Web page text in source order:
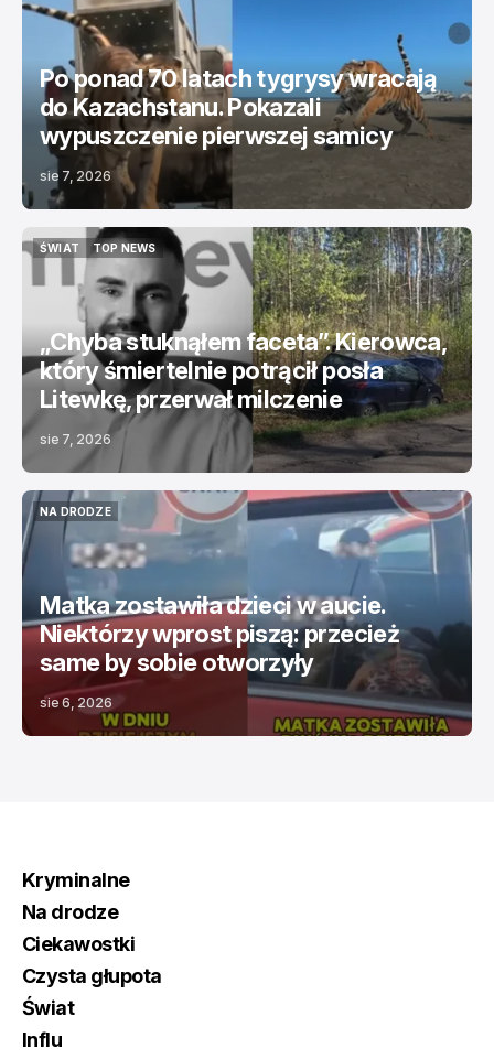
ŚWIAT
TOP NEWS
Po ponad 70 latach tygrysy wracają
do Kazachstanu. Pokazali
wypuszczenie pierwszej samicy
sie 7, 2026
ŚWIAT
TOP NEWS
„Chyba stuknąłem faceta”. Kierowca,
który śmiertelnie potrącił posła
Litewkę, przerwał milczenie
sie 7, 2026
NA DRODZE
NA DRODZE
Matka zostawiła dzieci w aucie.
Niektórzy wprost piszą: przecież
same by sobie otworzyły
sie 6, 2026
Kryminalne
Na drodze
Ciekawostki
Czysta głupota
Świat
Influ